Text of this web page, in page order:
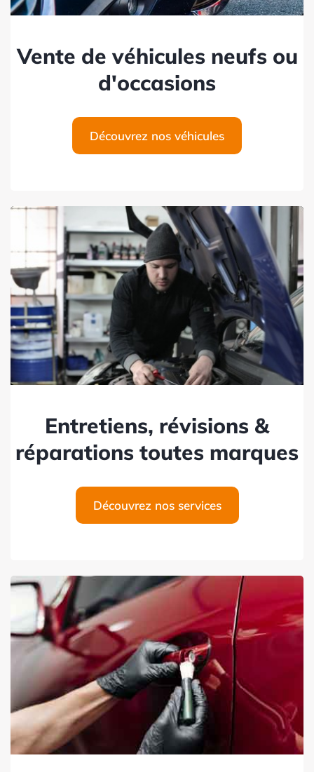
Vente de véhicules neufs ou
d'occasions
Découvrez nos véhicules
Entretiens, révisions &
réparations toutes marques
Découvrez nos services